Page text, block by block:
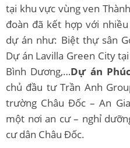
tại khu vực vùng ven
đoàn đã kết hợp với
dự án như: Biệt thự sân
Dự án Lavilla Green City
Bình Dương,…Dự án
chủ đầu tư Trần Anh
trường Châu Đốc – An
một nơi an cư – nghỉ
cư dân Châu Đốc.